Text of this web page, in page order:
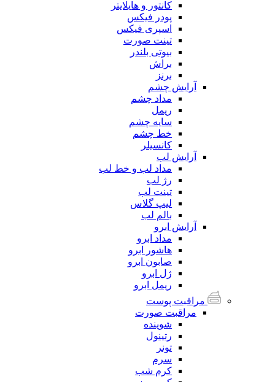
کانتور و هایلایتر
پودر فیکس
اسپری فیکس
تینت صورت
بیوتی بلندر
براش
برنز
آرایش چشم
مداد چشم
ریمل
سایه چشم
خط چشم
کانسیلر
آرایش لب
مداد لب و خط لب
رژ لب
تینت لب
لیپ گلاس
بالم لب
آرایش ابرو
مداد ابرو
هاشور ابرو
صابون ابرو
ژل ابرو
ریمل ابرو
مراقبت پوست
مراقبت صورت
شوینده
رتینول
تونر
سرم
کرم شب